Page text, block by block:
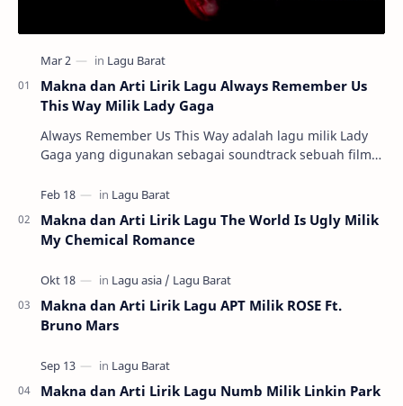
Makna dan Arti Lirik Lagu Always Remember Us
This Way Milik Lady Gaga
Always Remember Us This Way adalah lagu milik Lady
Gaga yang digunakan sebagai soundtrack sebuah film
Makna dan Arti Lirik Lagu The World Is Ugly Milik
My Chemical Romance
Makna dan Arti Lirik Lagu APT Milik ROSE Ft.
Bruno Mars
Makna dan Arti Lirik Lagu Numb Milik Linkin Park